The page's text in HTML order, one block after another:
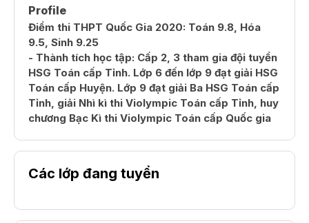
Profile
Điểm thi THPT Quốc Gia 2020: Toán 9.8, Hóa
9.5, Sinh 9.25
- Thành tích học tập: Cấp 2, 3 tham gia đội tuyển
HSG Toán cấp Tỉnh. Lớp 6 đến lớp 9 đạt giải HSG
Toán cấp Huyện. Lớp 9 đạt giải Ba HSG Toán cấp
Tỉnh, giải Nhì kì thi Violympic Toán cấp Tỉnh, huy
chương Bạc Kì thi Violympic Toán cấp Quốc gia
Các lớp đang tuyển